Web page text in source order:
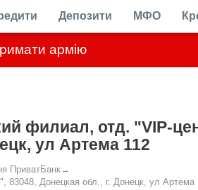
армію
Депозити МФО
филиал, отд. "VIP-
ул Артема 112
ПриватБанк→
Донецкая обл., г. Донецк, ул Артема